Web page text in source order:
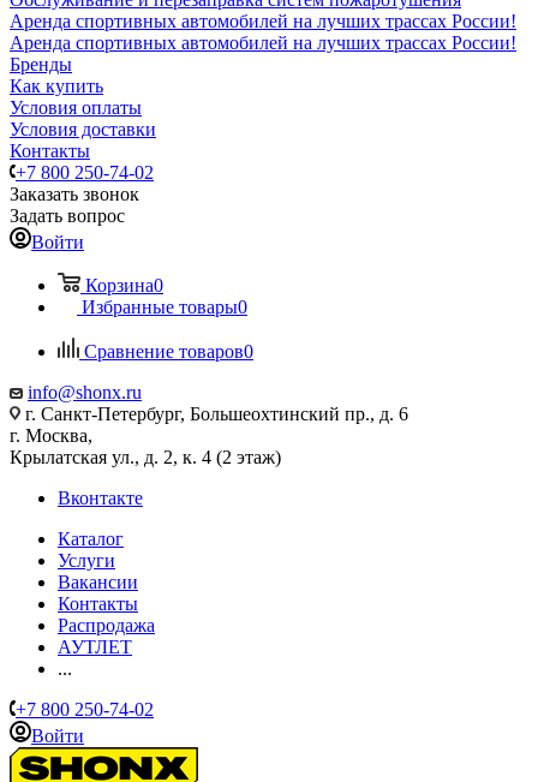
Аренда спортивных автомобилей на лучших трассах России!
Аренда спортивных автомобилей на лучших трассах России!
Бренды
Как купить
Условия оплаты
Условия доставки
Контакты
+7 800 250-74-02
Заказать звонок
Задать вопрос
Войти
Корзина0
Избранные товары0
Сравнение товаров0
info@shonx.ru
г. Санкт-Петербург, Большеохтинский пр., д. 6
г. Москва,
Крылатская ул., д. 2, к. 4 (2 этаж)
Вконтакте
Каталог
Услуги
Вакансии
Контакты
Распродажа
АУТЛЕТ
...
+7 800 250-74-02
Войти